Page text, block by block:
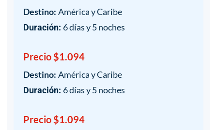
Destino: América y Caribe
Duración: 6 días y 5 noches
Precio $1.094
Destino: América y Caribe
Duración: 6 días y 5 noches
Precio $1.094